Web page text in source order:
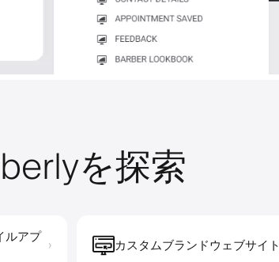
を探索
ルアプ › カスタムブランドウェブサイト